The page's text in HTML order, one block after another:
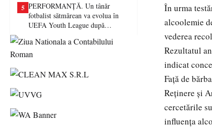
5 PERFORMANȚĂ. Un tânăr
fotbalist sătmărean va evolua în
UEFA Youth League după
În urma
alcoolemie
vederea
Rezultatul
indicat
Față de
Reținere și
cercetările
influența